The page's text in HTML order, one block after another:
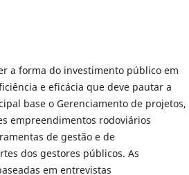
a forma do investimento público em
e eficácia que deve pautar a
base o Gerenciamento de projetos,
empreendimentos rodoviários
de gestão e de
dos gestores públicos. As
em entrevistas